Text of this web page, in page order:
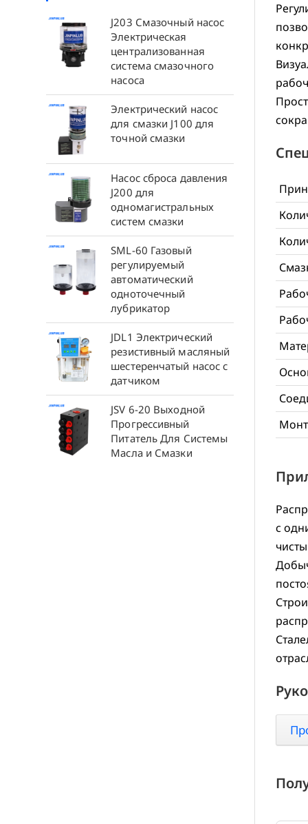
с
J203 Смазочный насос
Электрическая
централизованная
система смазочного
насоса
Электрический насос
для смазки J100 для
точной смазки
Насос сброса давления
J200 для
одномагистральных
систем смазки
SML-60 Газовый
регулируемый
автоматический
одноточечный
лубрикатор
JDL1 Электрический
резистивный масляный
шестеренчатый насос с
датчиком
JSV 6-20 Выходной
Прогрессивный
Питатель Для Системы
Масла и Смазки